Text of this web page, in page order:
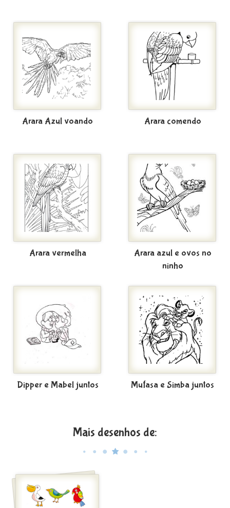
Arara Azul voando Arara comendo
Arara vermelha
Arara azul e ovos no
ninho
Dipper e Mabel juntos Mufasa e Simba juntos
Mais desenhos de: